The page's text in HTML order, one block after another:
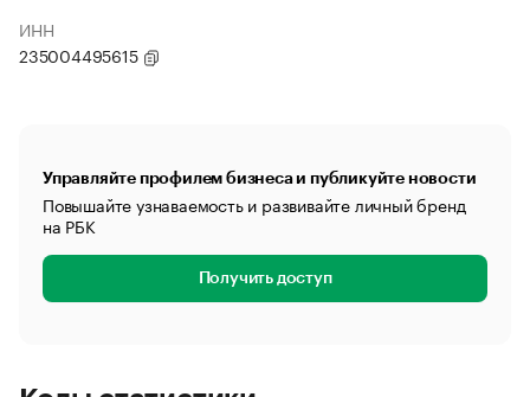
ИНН
235004495615
Управляйте профилем бизнеса и публикуйте новости
Повышайте узнаваемость и развивайте личный бренд
на РБК
Получить доступ